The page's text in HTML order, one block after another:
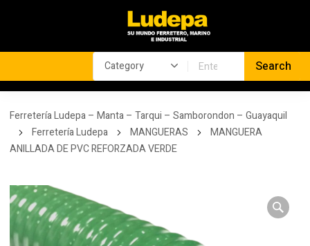
Ferretería Ludepa – Manta – Tarqui – Samborondon – Guayaquil
Ferretería Ludepa
MANGUERAS
MANGUERA
ANILLADA DE PVC REFORZADA VERDE